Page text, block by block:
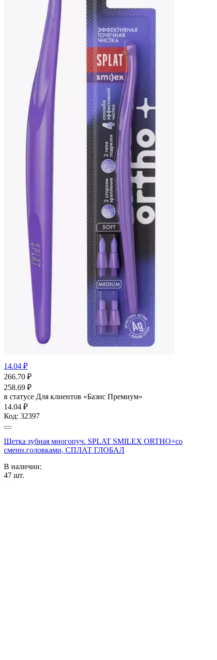
14.04 ₽
266.70 ₽
258.69 ₽
в статусе Для клиентов «Базис Премиум»
14.04 ₽
Код: 32397
Щетка зубная многопуч. SPLAT SMILEX ORTHO+со
сменн.головками, СПЛАТ ГЛОБАЛ
В наличии:
47 шт.